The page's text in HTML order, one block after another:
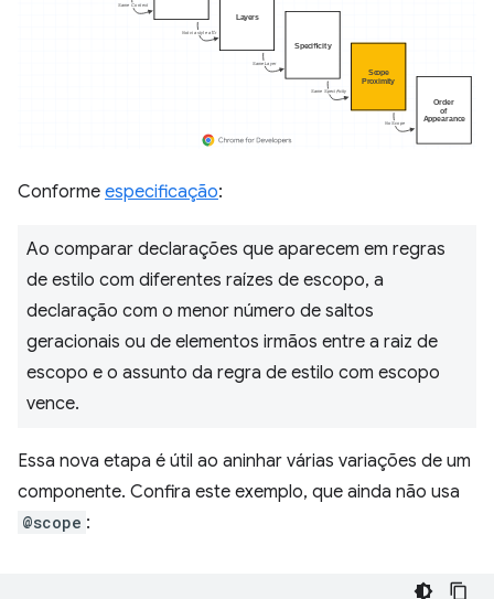
Conforme especificação:
Ao comparar declarações que aparecem em regras
de estilo com diferentes raízes de escopo, a
declaração com o menor número de saltos
geracionais ou de elementos irmãos entre a raiz de
escopo e o assunto da regra de estilo com escopo
vence.
Essa nova etapa é útil ao aninhar várias variações de um
componente. Confira este exemplo, que ainda não usa
@scope :